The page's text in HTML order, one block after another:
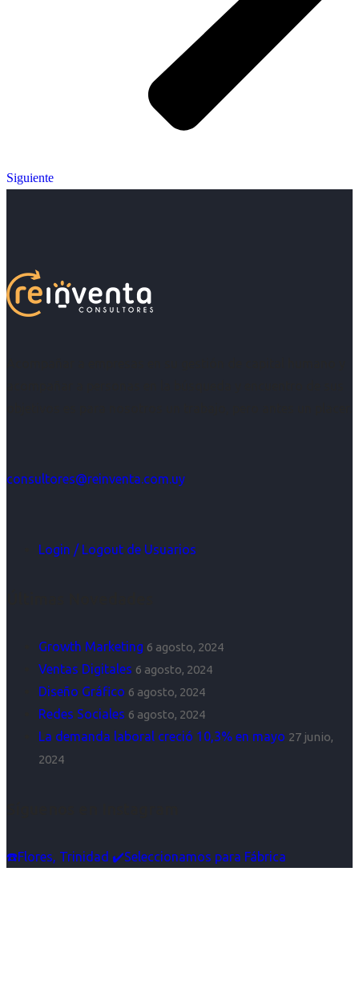
Siguiente
consultores@reinventa.com.uy
Login / Logout de Usuarios
Growth Marketing 6 agosto, 2024
Ventas Digitales 6 agosto, 2024
Diseño Gráfico 6 agosto, 2024
Redes Sociales 6 agosto, 2024
La demanda laboral creció 10,3% en mayo 27 junio,
2024
☎️Flores, Trinidad ✔️Seleccionamos para Fábrica